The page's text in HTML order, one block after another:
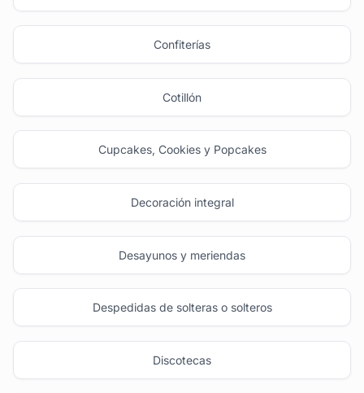
Confiterías
Cotillón
Cupcakes, Cookies y Popcakes
Decoración integral
Desayunos y meriendas
Despedidas de solteras o solteros
Discotecas